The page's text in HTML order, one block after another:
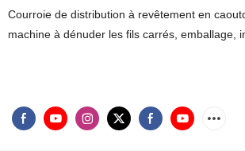
Courroie de distribution à revêtement en
machine à dénuder les fils carrés, emballage,